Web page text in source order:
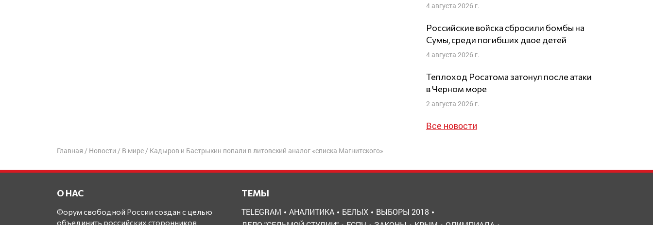
4 августа 2026 г.
Российские войска сбросили бомбы на
Сумы, среди погибших двое детей
4 августа 2026 г.
Теплоход Росатома затонул после атаки
в Черном море
2 августа 2026 г.
Все новости
Главная / Новости / В мире/ Кадыров и Бастрыкин попали в литовский аналог «списка Магнитского»
О НАС
Форум свободной России создан с целью
объединить российских сторонников
ТЕМЫ
TELEGRAM АНАЛИТИКА БЕЛЫХ
ВЫБОРЫ 2018